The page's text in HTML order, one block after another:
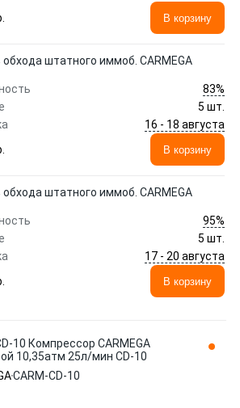
В корзину
штатного иммоб. CARMEGA
83%
5 шт.
16 - 18 августа
В корзину
штатного иммоб. CARMEGA
95%
5 шт.
17 - 20 августа
В корзину
10 Компрессор CARMEGA
10,35атм 25л/мин CD-10
CARM-CD-10